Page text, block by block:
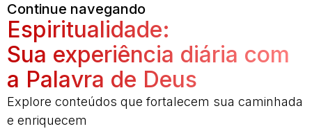
Continue navegando
Espiritualidade:
Sua experiência diária com
a Palavra de Deus
Explore conteúdos que fortalecem sua caminhada
e enriquecem